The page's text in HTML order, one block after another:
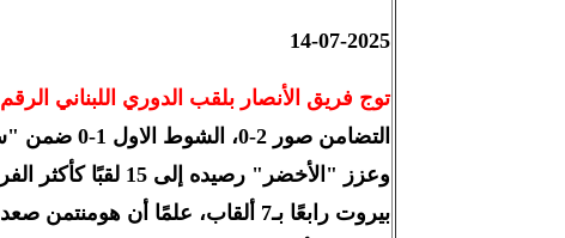
14-07-2025
توج فريق الأنصار بلقب الدوري اللبناني الرقم 65 في كرة القدم للدرجة الاولى للرجال، للمرة الـ15 في تاريخه
التضامن صور 2-0، الشوط الاول 1-0 ضمن "سداسية الأوائل" في المباراة التي جمعتهما على ملعب الرئيس فؤاد شهاب الرياضي في جونية.
بيروت رابعًا بـ7 ألقاب، علمًا أن هومنتمن صعد امس إلى الدرجة الثالثة.